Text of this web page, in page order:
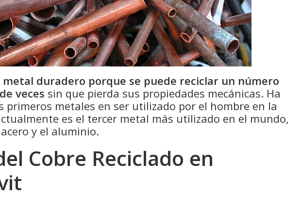
metal duradero porque se puede reciclar un número
veces sin que pierda sus propiedades mecánicas. Ha
primeros metales en ser utilizado por el hombre en la
es el tercer metal más utilizado en el mundo,
y el aluminio.
Cobre Reciclado en